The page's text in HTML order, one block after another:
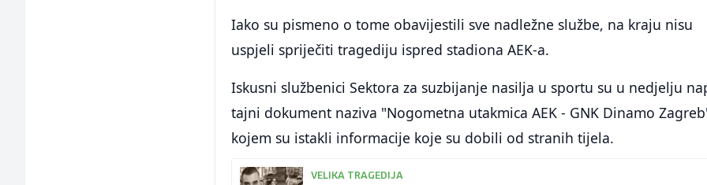
Iako su pismeno o tome obavijestili sve nadležne službe, na kraju nisu
uspjeli spriječiti tragediju ispred stadiona AEK-a.
Iskusni službenici Sektora za suzbijanje nasilja u sportu su u nedjelju
tajni dokument naziva "Nogometna utakmica AEK - GNK Dinamo
kojem su istakli informacije koje su dobili od stranih tijela.
VELIKA TRAGEDIJA